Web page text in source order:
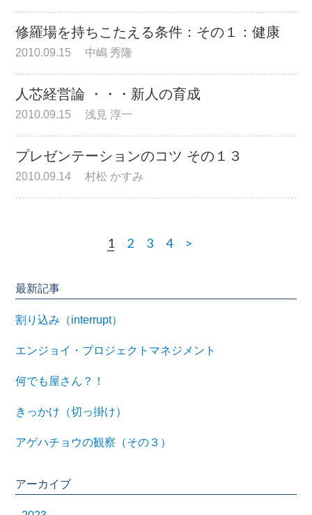
修羅場を持ちこたえる条件：その１：健康
2010.09.15 中嶋 秀隆
人芯経営論 ・・・新人の育成
2010.09.15 浅見 淳一
プレゼンテーションのコツ その１３
2010.09.14 村松 かすみ
1 2 3 4 >
最新記事
割り込み（interrupt）
エンジョイ・プロジェクトマネジメント
何でも屋さん？！
きっかけ（切っ掛け）
アゲハチョウの観察（その３）
アーカイブ